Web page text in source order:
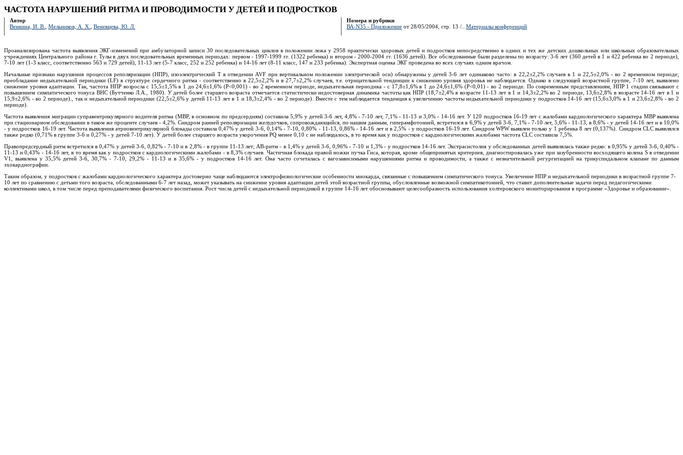
ЧАСТОТА НАРУШЕНИЙ РИТМА И ПРОВОДИМОСТИ У ДЕТЕЙ И ПОДРОСТКОВ
Автор
Венкина, И. В.
Мельников, А. Х. Веневцева, Ю. Л.
Номера и рубрики
ВА-N35 - Приложение от 28/05/2004, стр. 13 /.. Материалы конференций
Проанализирована частота выявления ЭКГ-изменений при амбулаторной записи 30 последовательных циклов в положении лежа у 2958 практически здоровых детей и подростков непосредственно в одних и тех же детских дошкольных или школьных образовательных
учреждениях Центрального района г. Тулы в двух последовательных временных периодах: первом - 1997-1999 гг. (1322 ребенка) и втором - 2000-2004 гг. (1636 детей). Все обследованные были разделены по возрасту: 3-6 лет (360 детей в 1 и 422 ребенка во 2 периоде),
7-10 лет (1-3 класс, соответственно 563 и 729 детей), 11-13 лет (5-7 класс, 252 и 252 ребенка) и 14-16 лет (8-11 класс, 147 и 233 ребенка). Экспертная оценка ЭКГ проведена во всех случаях одним врачом.
Начальные признаки нарушения процессов реполяризации (НПР), изоэлектрический Т в отведении AVF при вертикальном положении электрической оси) обнаружены у детей 3-6 лет одинаково часто: в 22,2±2,2% случаев в 1 и 22,5±2,0% - во 2 временном периоде;
преобладание недыхательной периодики (LF) в структуре сердечного ритма - соответственно в 22,5±2,2% и в 27,7±2,2% случаев, т.е. отрицательной тенденции к снижению уровня здоровья не наблюдается. Однако в следующей возрастной группе, 7-10 лет, выявлено
снижение уровня адаптации. Так, частота НПР возросла с 15,5±1,5% в 1 до 24,6±1,6% (P<0,001) - во 2 временном периоде, недыхательная периодика - с 17,8±1,6% в 1 до 24,6±1,6% (P<0,01) - во 2 периоде. По современным представлениям, НПР 1 стадии связывают с
повышением симпатического тонуса ВНС (Бутченко Л.А., 1980). У детей более старшего возраста отмечается статистически недостоверная динамика частоты как НПР (18,7±2,4% в возрасте 11-13 лет в 1 и 14,3±2,2% во 2 периоде, 13,6±2,8% в возрасте 14-16 лет в 1 и
15,9±2,6% - во 2 периоде)., так и недыхательной периодики (22,5±2,6% у детей 11-13 лет в 1 и 18,3±2,4% - во 2 периоде). Вместе с тем наблюдается тенденция к увеличению частоты недыхательной периодики у подростков 14-16 лет (15,6±3,0% в 1 и 23,6±2,8% - во 2
периоде).
Частота выявления миграции суправентрикулярного водителя ритма (МВР, в основном по предсердиям) составила 5,9% у детей 3-6 лет, 4,8% - 7-10 лет, 7,1% - 11-13 и 3,0% - 14-16 лет. У 120 подростков 16-19 лет с жалобами кардиологического характера МВР выявлена
при стационарном обследовании в таком же проценте случаев - 4,2%. Синдром ранней реполяризации желудочков, сопровождающийся, по нашим данным, гиперамфотонией, встретился в 6,9% у детей 3-6, 7,1% - 7-10 лет, 5,6% - 11-13, в 8,6% - у детей 14-16 лет и в 10,0%
- у подростков 16-19 лет. Частота выявления атриовентрикулярной блокады составила 0,47% у детей 3-6, 0,14% - 7-10, 0,80% - 11-13, 0,86% - 14-16 лет и в 2,5% - у подростков 16-19 лет. Синдром WPW выявлен только у 1 ребенка 8 лет (0,137%). Синдром CLC выявлялся
также редко (0,71% в группе 3-6 и 0,27% - у детей 7-10 лет). У детей более старшего возраста укорочения PQ менее 0,10 с не наблюдалось, в то время как у подростков с кардиологическими жалобами частота CLC составила 7,5%.
Правопредсердный ритм встретился в 0,47% у детей 3-6, 0,82% - 7-10 и в 2,8% - в группе 11-13 лет; АВ-ритм - в 1,4% у детей 3-6, 0,96% - 7-10 и 1,3% - у подростков 14-16 лет. Экстрасистолия у обследованных детей выявлялась также редко: в 0,95% у детей 3-6, 0,40% -
11-13 и 0,43% - 14-16 лет, в то время как у подростков с кардиологическими жалобами - в 8,3% случаев. Частичная блокада правой ножки пучка Гиса, которая, кроме общепринятых критериев, диагностировалась уже при зазубренности восходящего колена S в отведении
V1, выявлена у 35,5% детей 3-6, 30,7% - 7-10, 29,2% - 11-13 и в 35,6% - у подростков 14-16 лет. Она часто сочеталась с вагозависимыми нарушениями ритма и проводимости, а также с незначительной регургитацией на трикуспидальном клапане по данным
эхокардиографии.
Таким образом, у подростков с жалобами кардиологического характера достоверно чаще наблюдаются электрофизиологические особенности миокарда, связанные с повышением симпатического тонуса. Увеличение НПР и недыхательной периодики в возрастной группе 7-
10 лет по сравнению с детьми того возраста, обследованными 6-7 лет назад, может указывать на снижение уровня адаптации детей этой возрастной группы, обусловленные возможной симпатикотонией, что ставит дополнительные задачи перед педагогическими
коллективами школ, в том числе перед преподавателями физического воспитания. Рост числа детей с недыхательной периодикой в группе 14-16 лет обосновывают целесообразность использования холтеровского мониторирования в программе «Здоровье и образование».